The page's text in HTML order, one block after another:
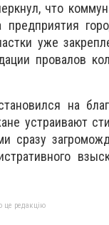
что
уже
провалов
на
устраивают
сразу
це редакцію